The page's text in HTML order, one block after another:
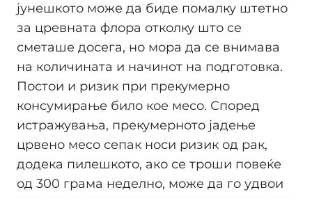
јунешкото може да биде помалку штетно
за цревната флора отколку што се
сметаше досега, но мора да се внимава
на количината и начинот на подготовка.
Постои и ризик при прекумерно
консумирање било кое месо. Според
истражувања, прекумерното јадење
црвено месо сепак носи ризик од рак,
додека пилешкото, ако се троши повеќе
од 300 грама неделно, може да го удвои